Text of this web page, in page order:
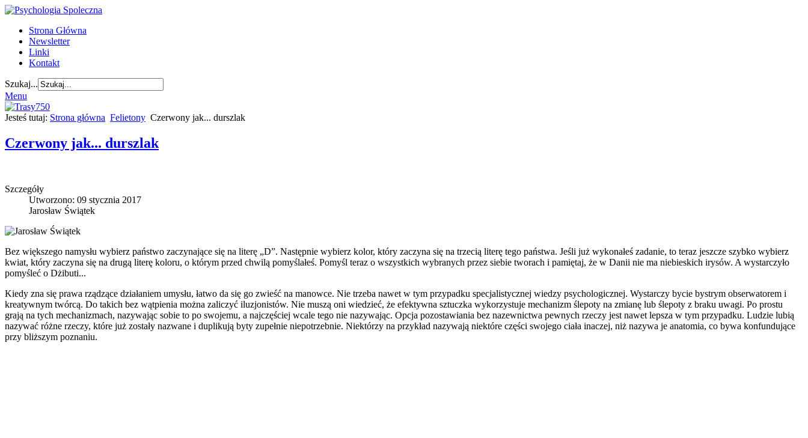
Strona Główna
Newsletter
Linki
Kontakt
Szukaj...
Menu
Jesteś tutaj: Strona główna Felietony Czerwony jak... durszlak
Czerwony jak... durszlak
Szczegóły
Utworzono: 09 stycznia 2017
Jarosław Świątek
Bez większego namysłu wybierz państwo zaczynające się na literę „D”. Następnie wybierz kolor, który zaczyna się na trzecią literę tego państwa. Jeśli już wykonałeś zadanie, to teraz jeszcze szybko wybierz
kwiat, który zaczyna się na drugą literę koloru, o którym przed chwilą pomyślałeś. Pomyśl teraz o wszystkich wybranych przez siebie tworach i pamiętaj, że w Danii nie ma niebieskich irysów. A wystarczyło
pomyśleć o Dżibuti...
Kiedy zna się prawa rządzące działaniem umysłu, łatwo da się go zwieść na manowce. Nie trzeba nawet w tym przypadku specjalistycznej wiedzy psychologicznej. Wystarczy bycie bystrym obserwatorem i
kreatywnym twórcą. Do takich bez wątpienia można zaliczyć iluzjonistów. Nie muszą oni wiedzieć, że efektywna sztuczka wykorzystuje mechanizm ślepoty na zmianę lub ślepoty z braku uwagi. Po prostu
grają na tych mechanizmach, nazywając sobie to po swojemu, a najczęściej wcale tego nie nazywając. Opcja pozostawiania bez nazewnictwa pewnych rzeczy jest nawet lepsza w tym przypadku. Ludzie lubią
nazywać różne rzeczy, które już zostały nazwane i duplikują byty zupełnie niepotrzebnie. Niektórzy na przykład nazywają niektóre części swojego ciała inaczej, niż nazywa je anatomia, co bywa konfundujące
przy bliższym poznaniu.